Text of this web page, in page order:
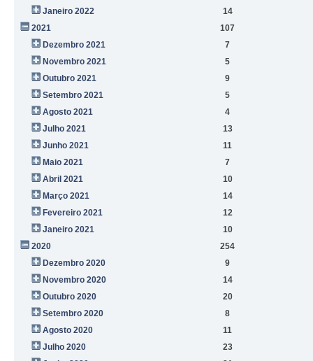
Janeiro 2022
14
2021
107
Dezembro 2021
7
Novembro 2021
5
Outubro 2021
9
Setembro 2021
5
Agosto 2021
4
Julho 2021
13
Junho 2021
11
Maio 2021
7
Abril 2021
10
Março 2021
14
Fevereiro 2021
12
Janeiro 2021
10
2020
254
Dezembro 2020
9
Novembro 2020
14
Outubro 2020
20
Setembro 2020
8
Agosto 2020
11
Julho 2020
23